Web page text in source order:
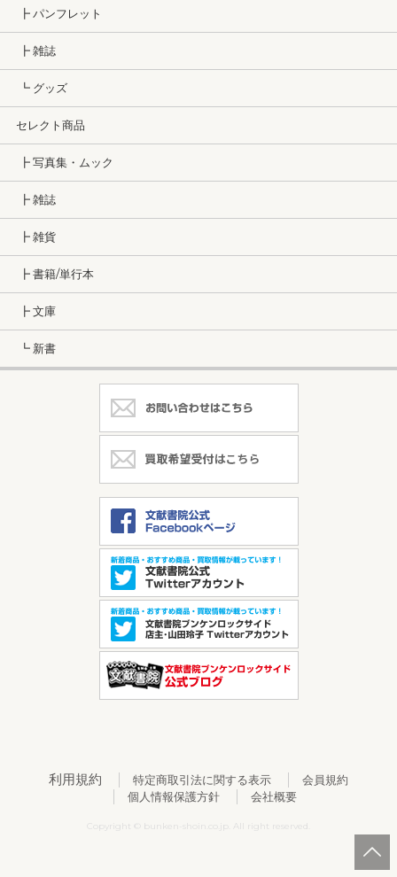
┣ パンフレット
┣ 雑誌
┗ グッズ
セレクト商品
┣ 写真集・ムック
┣ 雑誌
┣ 雑貨
┣ 書籍/単行本
┣ 文庫
┗ 新書
利用規約 特定商取引法に関する表示
会員規約
個人情報保護方針
会社概要
Copyright © bunken-shoin.co.jp. All right reserved.